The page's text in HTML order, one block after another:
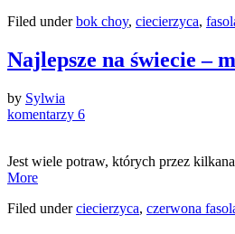
Filed underbok choy, ciecierzyca,
Najlepsze na świecie –
by Sylwia
komentarzy 6
Jest wiele potraw, których przez
More
Filed underciecierzyca, czerwona